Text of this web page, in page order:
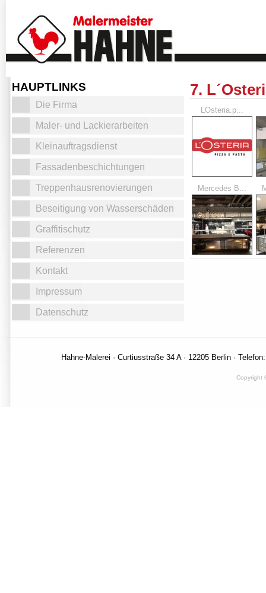
HAUPTLINKS
Die Firma
Maler- und Lackierarbeiten
Kleinauftragsdienst
Fassadenbeschichtungen
Treppenhausrenovierungen
Beseitigung von Wasserschäden
Graffitischutz
Referenzen
Kontakt
Impressum
Datenschutz
7.
LOsteria.p...
Mercedes B...
Hahne-Malerei · Curtiusstraße 34 A · 12205 Berlin ·
Copyright